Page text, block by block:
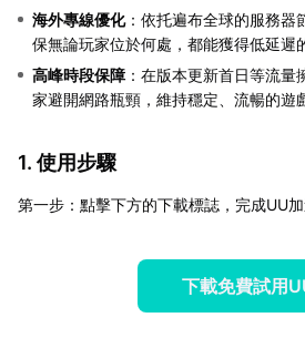
海外專線優化：依托遍布全球的服務器
保無論玩家位於何處，都能獲得低延遲
高峰時段保障 ：在版本更新首日等流
家避開網路瓶頸，維持穩定、流暢的遊
1. 使用步驟
第一步：點擊下方的下載標誌，完成UU加
下載免費試用